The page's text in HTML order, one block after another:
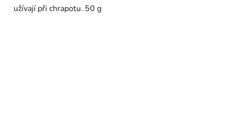
užívají při chrapotu. 50 g